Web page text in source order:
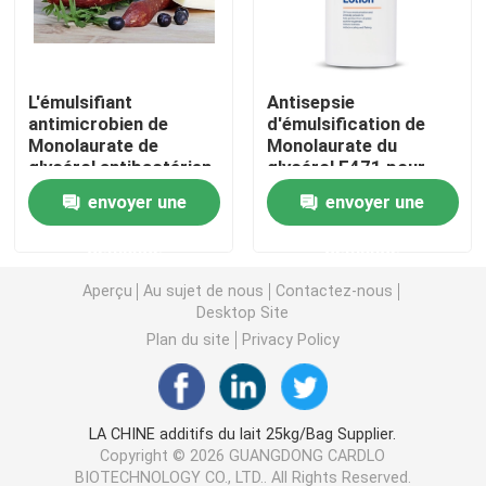
Émulsifiant de catégorie comestible
Émulsifiants alimentaires naturels
Mono et diglycérides
Monostéarate de glycérol
Émulsifiant de promoteur de gâteau
L'émulsifiant
antimicrobien de
Monolaurate de
glycérol antibactérien
prolongent la durée de
conservation pour les
hot-dogs
envoyer une
Antisepsie
d'émulsification de
Monolaurate du
glycérol E471 pour
des produits de soin
pour la peauenvoyer une
Aperçu Au sujet de nous
Contactez-nous
Desktop Site
Plan du site
Privacy Policy
LA CHINE additifs du lait 25kg/Bag Supplier.
Copyright © 2026 GUANGDONG CARDLO
BIOTECHNOLOGY CO., LTD.. All Rights Reserved.